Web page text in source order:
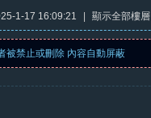
1-17 16:09:21 顯示全部樓層
被禁止或刪除 內容自動屏蔽